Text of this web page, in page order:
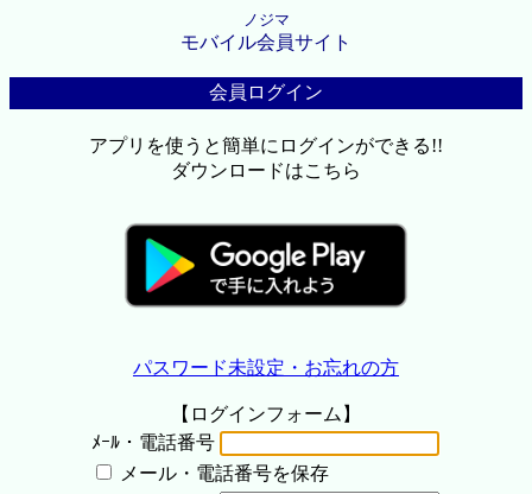
ノジマ
モバイル会員サイト
会員ログイン
アプリを使うと簡単にログインができる!!
ダウンロードはこちら
パスワード未設定・お忘れの方
【ログインフォーム】
ﾒｰﾙ・電話番号
メール・電話番号を保存